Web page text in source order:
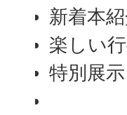
新着本
楽しい
特別展